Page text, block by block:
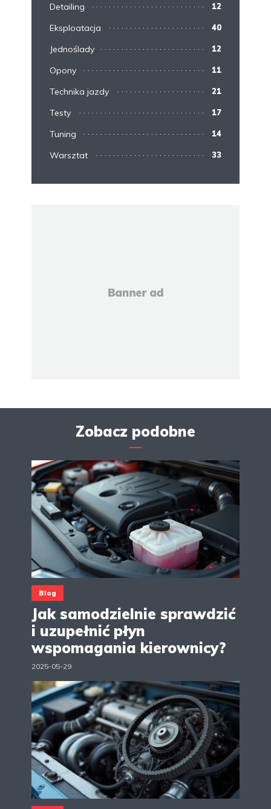
Detailing 12
Eksploatacja 40
Jednoślady 12
Opony 11
Technika jazdy 21
Testy 17
Tuning 14
Warsztat 33
Zobacz podobne
Blog
Jak samodzielnie sprawdzić
i uzupełnić płyn
wspomagania kierownicy?
2025-05-29